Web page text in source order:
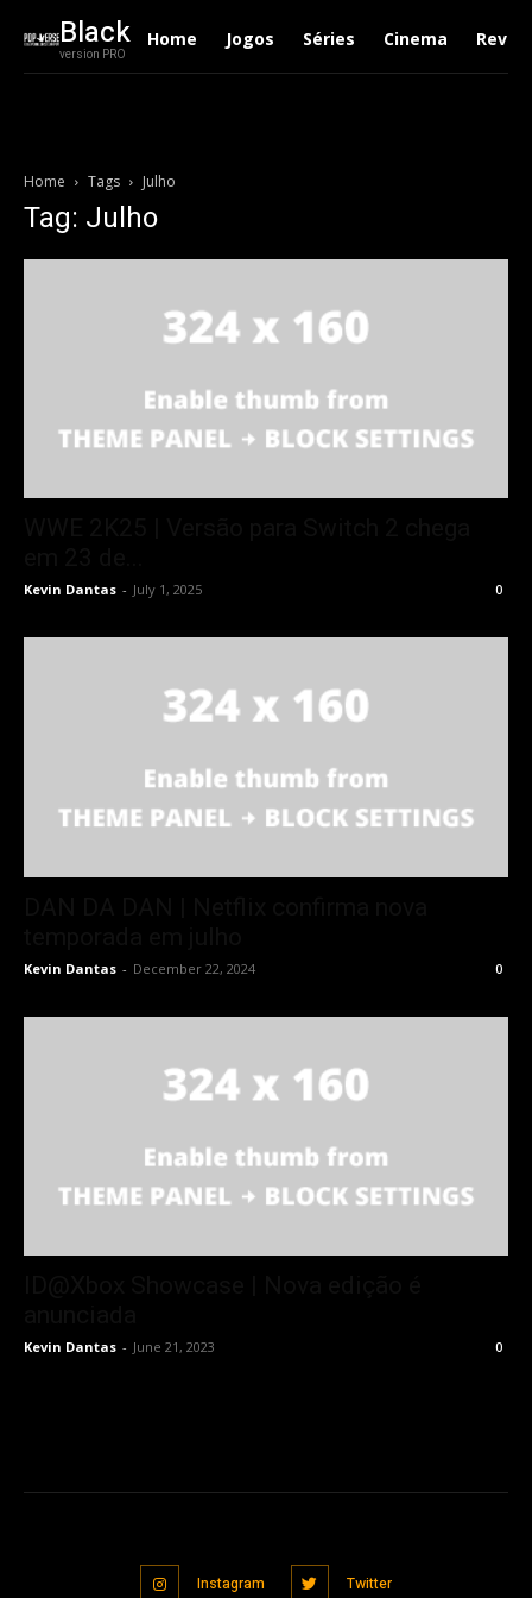
Black
version PRO
Home Jogos Séries Cinema
Home Tags Julho
Tag: Julho
Kevin Dantas - July 1, 2025 0
Kevin Dantas - December 22, 2024 0
Kevin Dantas - June 21, 2023 0
Instagram Twitter